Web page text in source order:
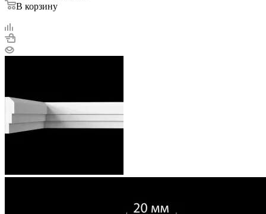
В корзину